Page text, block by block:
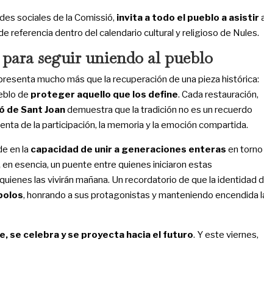
sociales de la Comissió, invita a todo el pueblo a asistir
referencia dentro del calendario cultural y religioso de Nules.
seguir uniendo al pueblo
mucho más que la recuperación de una pieza histórica:
de proteger aquello que los define. Cada restauración,
de Sant Joandemuestra que la tradición no es un recuerdo
de la participación, la memoria y la emoción compartida.
en la capacidad de unir a generaciones enteras en torno
esencia, un puente entre quienes iniciaron estas
las vivirán mañana. Un recordatorio de que la identidad
, honrando a sus protagonistas y manteniendo encendida
se celebra y se proyecta hacia el futuro. Y este viernes,